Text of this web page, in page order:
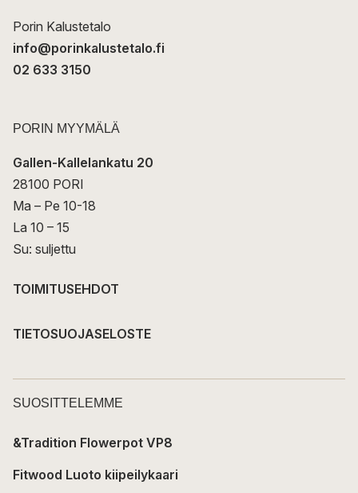
Porin Kalustetalo
info@porinkalustetalo.fi
02 633 3150
PORIN MYYMÄLÄ
Gallen-Kallelankatu 20
28100 PORI
Ma – Pe 10-18
La 10 – 15
Su: suljettu
TOIMITUSEHDOT
TIETOSUOJASELOSTE
SUOSITTELEMME
&Tradition Flowerpot VP8
Fitwood Luoto kiipeilykaari